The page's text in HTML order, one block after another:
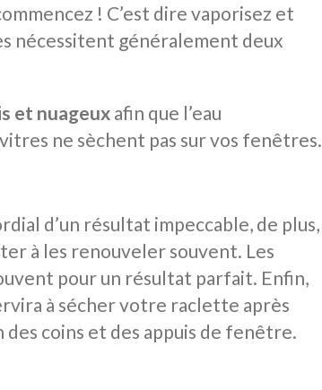
! C’est dire vaporisez et
nécessitent généralement deux
et nuageux afin que l’eau
ne sèchent pas sur vos fenêtres.
d’un résultat impeccable, de plus,
à les renouveler souvent. Les
pour un résultat parfait. Enfin,
à sécher votre raclette après
des coins et des appuis de fenêtre.